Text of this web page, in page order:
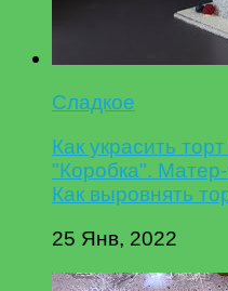
Сладкое
Как украсить
"Коробка".
Как выровнять
25 Янв, 2022